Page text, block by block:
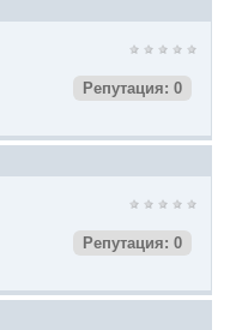
Репутация: 0
Репутация: 0